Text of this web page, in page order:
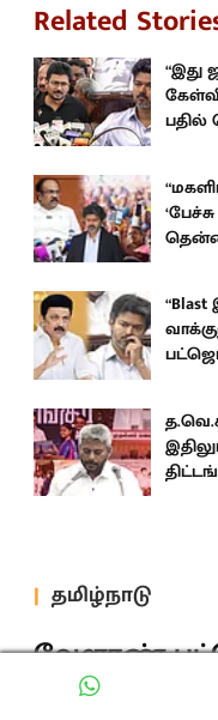
Related
“இது
பதில்
தமிழ்நாடு
வேளாண்
ஒட்டிய